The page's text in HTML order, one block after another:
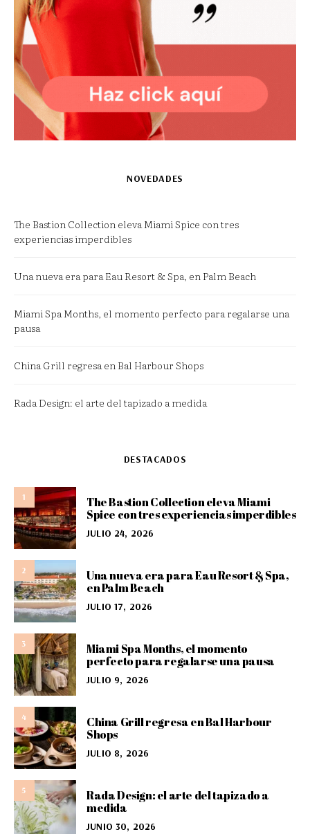
NOVEDADES
The Bastion Collection eleva Miami Spice con tres
experiencias imperdibles
Una nueva era para Eau Resort & Spa, en Palm Beach
Miami Spa Months, el momento perfecto para regalarse una
pausa
China Grill regresa en Bal Harbour Shops
Rada Design: el arte del tapizado a medida
DESTACADOS
1
The Bastion Collection eleva Miami
Spice con tres experiencias imperdibles
JULIO 24, 2026
2
Una nueva era para Eau Resort & Spa,
en Palm Beach
JULIO 17, 2026
3
Miami Spa Months, el momento
perfecto para regalarse una pausa
JULIO 9, 2026
4
China Grill regresa en Bal Harbour
Shops
JULIO 8, 2026
5
Rada Design: el arte del tapizado a
medida
JUNIO 30, 2026